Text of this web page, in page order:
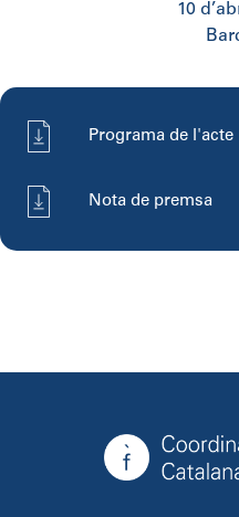
10
Programa de l'acte
Nota de premsa